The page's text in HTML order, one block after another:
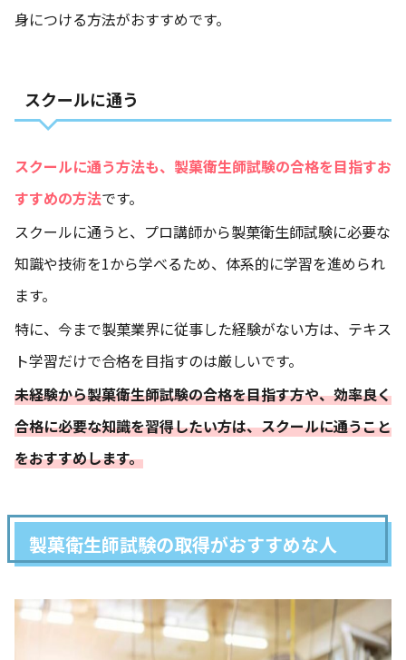
身につける方法がおすすめです。
スクールに通う
スクールに通う方法も、製菓衛生師試験の合格を目指すお
すすめの方法です。
スクールに通うと、プロ講師から製菓衛生師試験に必要な
知識や技術を1から学べるため、体系的に学習を進められ
ます。
特に、今まで製菓業界に従事した経験がない方は、テキス
ト学習だけで合格を目指すのは厳しいです。
未経験から製菓衛生師試験の合格を目指す方や、効率良く
合格に必要な知識を習得したい方は、スクールに通うこと
をおすすめします。
製菓衛生師試験の取得がおすすめな人